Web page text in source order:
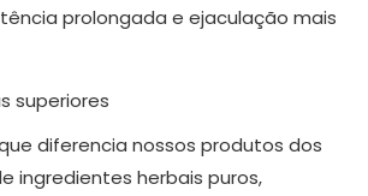
prolongada e ejaculação mais
superiores
diferencia nossos produtos dos
ingredientes herbais puros,